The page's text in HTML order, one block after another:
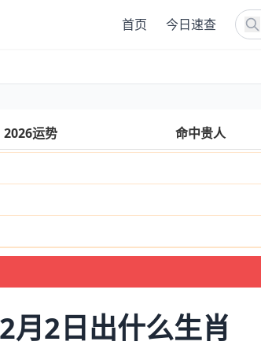
首页 今日速查
2026运势 命中贵人
月2日出什么生肖